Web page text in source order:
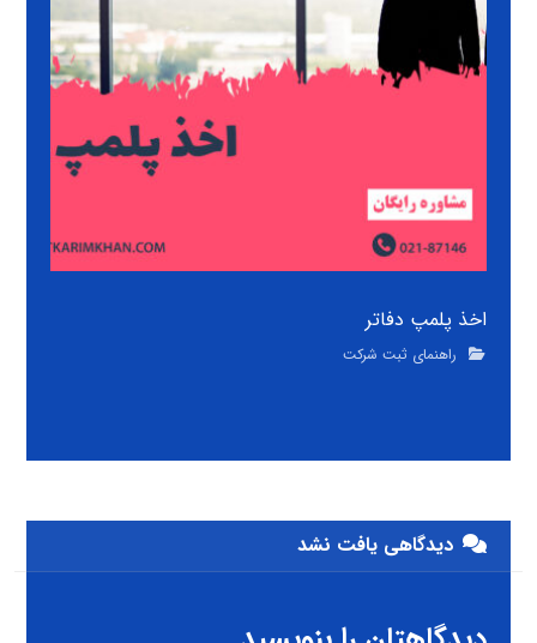
اخذ پلمپ دفاتر
راهنمای ثبت شرکت
دیدگاهی یافت نشد